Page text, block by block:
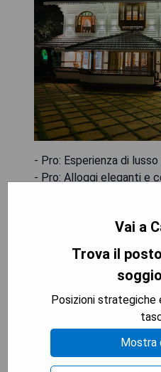
- Pro: Esperienza di
- Pro: Alloggi eleganti e
passeggiate a cavallo
- Contro: Possibile
attività offerte
- Contro: Distanza dalla
Vai a
Trova il
Posizioni